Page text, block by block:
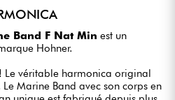
Band F Nat Min est un
Hohner.
Le véritable harmonica original
Marine Band avec son corps en